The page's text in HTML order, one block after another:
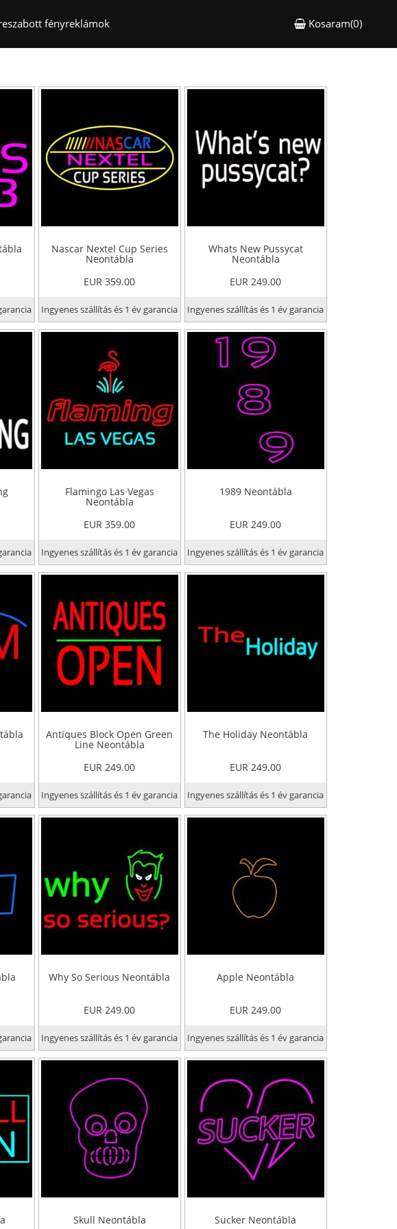
fényreklámok Kosaram(0)
Nascar Nextel Cup Series
Neontábla
EUR 359.00
Ingyenes szállítás és 1 év garancia
Whats New Pussycat
Neontábla
EUR 249.00
Ingyenes szállítás és 1 év garancia
Flamingo Las Vegas
Neontábla
EUR 359.00
Ingyenes szállítás és 1 év garancia
1989 Neontábla
EUR 249.00
Ingyenes szállítás és 1 év garancia
Antiques Block Open Green
Line Neontábla
EUR 249.00
Ingyenes szállítás és 1 év garancia
The Holiday Neontábla
EUR 249.00
Ingyenes szállítás és 1 év garancia
Why So Serious Neontábla
EUR 249.00
Ingyenes szállítás és 1 év garancia
Apple Neontábla
EUR 249.00
Ingyenes szállítás és 1 év garancia
Skull Neontábla Sucker Neontábla